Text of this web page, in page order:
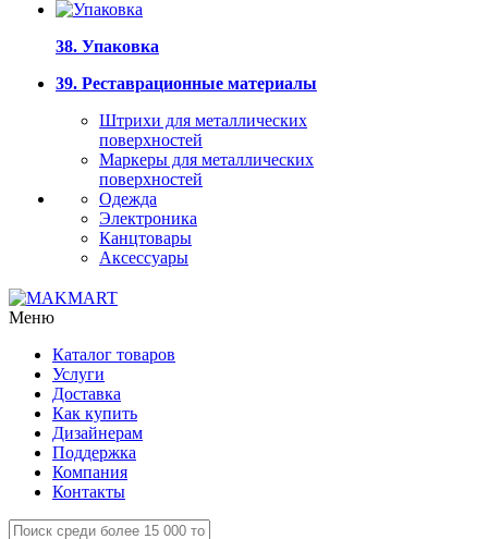
38. Упаковка
39. Реставрационные материалы
Штрихи для металлических
поверхностей
Маркеры для металлических
поверхностей
Одежда
Электроника
Канцтовары
Аксессуары
Меню
Каталог товаров
Услуги
Доставка
Как купить
Дизайнерам
Поддержка
Компания
Контакты